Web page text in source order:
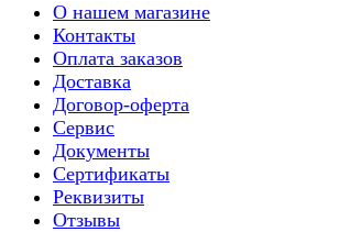
О нашем магазине
Контакты
Оплата заказов
Доставка
Договор-оферта
Сервис
Документы
Сертификаты
Реквизиты
Отзывы